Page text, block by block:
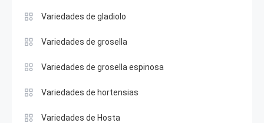
Variedades de gladiolo
Variedades de grosella
Variedades de grosella espinosa
Variedades de hortensias
Variedades de Hosta